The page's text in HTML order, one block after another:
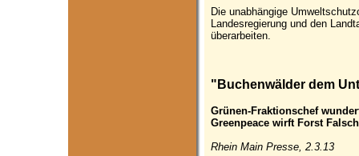
Die unabhängige
Landesregierung und den
überarbeiten.
"Buchenwälder dem
Grünen-Fraktionschef
Greenpeace wirft Forst
Rhein Main Presse, 2.3.13